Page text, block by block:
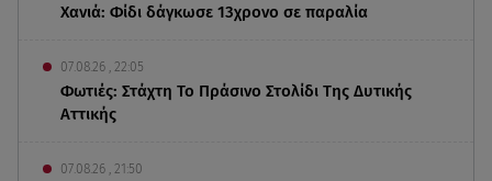
Χανιά: Φίδι δάγκωσε 13χρονο σε παραλία
07.08.26 , 22:05
Φωτιές: Στάχτη Το Πράσινο Στολίδι Της Δυτικής
Αττικής
07.08.26 , 21:50